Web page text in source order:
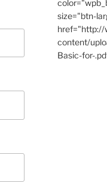
size="btn-
href="http://
content/
Basic-for-